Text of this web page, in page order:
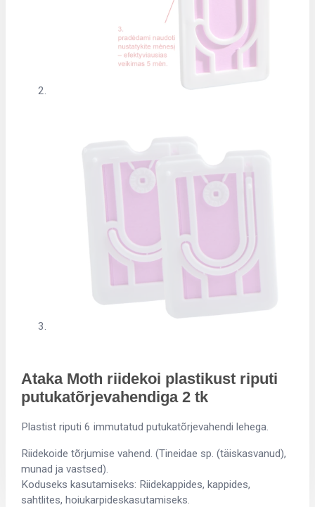
Ataka Moth riidekoi plastikust riputi
putukatõrjevahendiga 2 tk
Plastist riputi 6 immutatud putukatõrjevahendi lehega.
Riidekoide tõrjumise vahend. (Tineidae sp. (täiskasvanud),
munad ja vastsed).
Koduseks kasutamiseks: Riidekappides, kappides,
sahtlites, hoiukarpideskasutamiseks.